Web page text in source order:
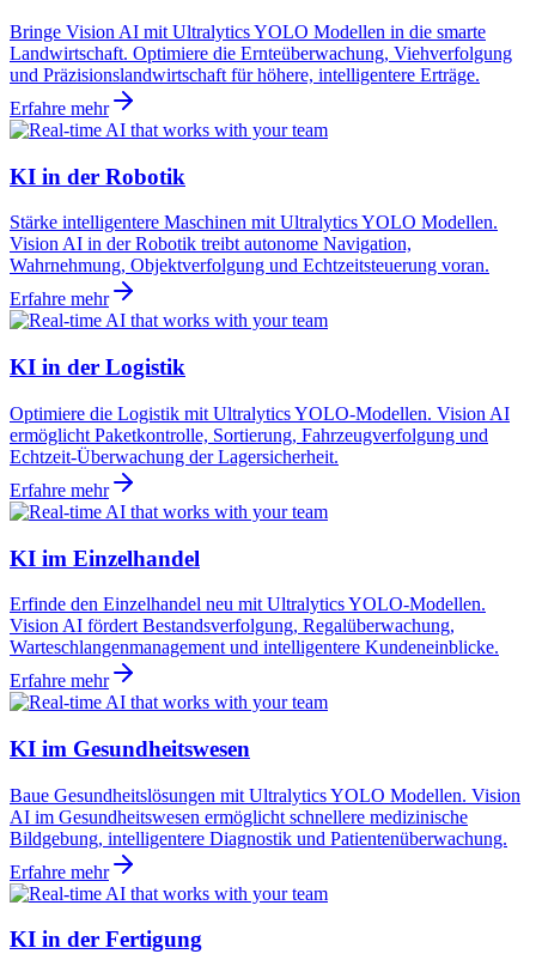
Bringe Vision AI mit Ultralytics YOLO Modellen in die smarte
Landwirtschaft. Optimiere die Ernteüberwachung, Viehverfolgung
und Präzisionslandwirtschaft für höhere, intelligentere Erträge.
Erfahre mehr
KI in der Robotik
Stärke intelligentere Maschinen mit Ultralytics YOLO Modellen.
Vision AI in der Robotik treibt autonome Navigation,
Wahrnehmung, Objektverfolgung und Echtzeitsteuerung voran.
Erfahre mehr
KI in der Logistik
Optimiere die Logistik mit Ultralytics YOLO-Modellen. Vision AI
ermöglicht Paketkontrolle, Sortierung, Fahrzeugverfolgung und
Echtzeit-Überwachung der Lagersicherheit.
Erfahre mehr
KI im Einzelhandel
Erfinde den Einzelhandel neu mit Ultralytics YOLO-Modellen.
Vision AI fördert Bestandsverfolgung, Regalüberwachung,
Warteschlangenmanagement und intelligentere Kundeneinblicke.
Erfahre mehr
KI im Gesundheitswesen
Baue Gesundheitslösungen mit Ultralytics YOLO Modellen. Vision
AI im Gesundheitswesen ermöglicht schnellere medizinische
Bildgebung, intelligentere Diagnostik und Patientenüberwachung.
Erfahre mehr
KI in der Fertigung